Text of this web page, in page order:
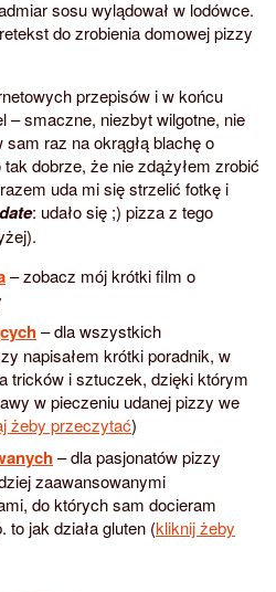
sosu wylądował w lodówce.
do zrobienia domowej pizzy
przepisów i w końcu
– smaczne, niezbyt wilgotne, nie
raz na okrągłą blachę o
dobrze, że nie zdążyłem zrobić
uda mi się strzelić fotkę i
: udało się ;) pizza z tego
– zobacz mój krótki film o
– dla wszystkich
napisałem krótki poradnik, w
tricków i sztuczek, dzięki którym
w pieczeniu udanej pizzy we
żeby przeczytać)
– dla pasjonatów pizzy
zaawansowanymi
do których sam docieram
to jak działa gluten (kliknij żeby